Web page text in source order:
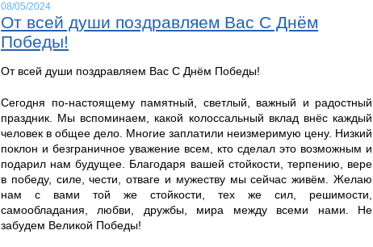
08/05/2024
От всей души поздравляем Вас С Днём
Победы!
От всей души поздравляем Вас С Днём Победы!
Сегодня по-настоящему памятный, светлый, важный и радостный
праздник. Мы вспоминаем, какой колоссальный вклад внёс каждый
человек в общее дело. Многие заплатили неизмеримую цену. Низкий
поклон и безграничное уважение всем, кто сделал это возможным и
подарил нам будущее. Благодаря вашей стойкости, терпению, вере
в победу, силе, чести, отваге и мужеству мы сейчас живём. Желаю
нам с вами той же стойкости, тех же сил, решимости,
самообладания, любви, дружбы, мира между всеми нами. Не
забудем Великой Победы!